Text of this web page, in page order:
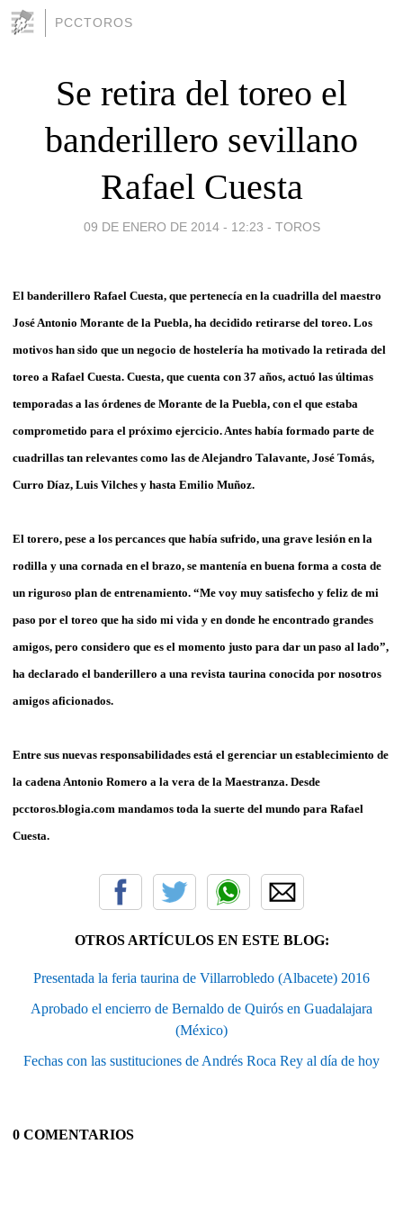
PCCTOROS
Se retira del toreo el
banderillero sevillano
Rafael Cuesta
09 DE ENERO DE 2014 - 12:23 - TOROS
El banderillero Rafael Cuesta, que pertenecía en la cuadrilla del maestro
José Antonio Morante de la Puebla, ha decidido retirarse del toreo. Los
motivos han sido que un negocio de hostelería ha motivado la retirada del
toreo a Rafael Cuesta. Cuesta, que cuenta con 37 años, actuó las últimas
temporadas a las órdenes de Morante de la Puebla, con el que estaba
comprometido para el próximo ejercicio. Antes había formado parte de
cuadrillas tan relevantes como las de Alejandro Talavante, José Tomás,
Curro Díaz, Luis Vilches y hasta Emilio Muñoz.
El torero, pese a los percances que había sufrido, una grave lesión en la
rodilla y una cornada en el brazo, se mantenía en buena forma a costa de
un riguroso plan de entrenamiento. “Me voy muy satisfecho y feliz de mi
paso por el toreo que ha sido mi vida y en donde he encontrado grandes
amigos, pero considero que es el momento justo para dar un paso al lado”,
ha declarado el banderillero a una revista taurina conocida por nosotros
amigos aficionados.
Entre sus nuevas responsabilidades está el gerenciar un establecimiento de
la cadena Antonio Romero a la vera de la Maestranza. Desde
pcctoros.blogia.com mandamos toda la suerte del mundo para Rafael
Cuesta.
OTROS ARTÍCULOS EN ESTE BLOG:
Presentada la feria taurina de Villarrobledo (Albacete) 2016
Aprobado el encierro de Bernaldo de Quirós en Guadalajara
(México)
Fechas con las sustituciones de Andrés Roca Rey al día de hoy
0 COMENTARIOS